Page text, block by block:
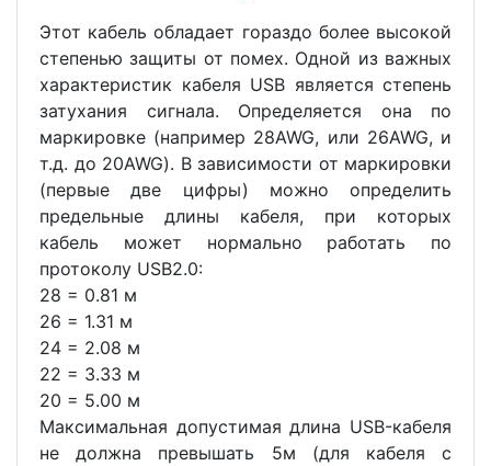
Этот кабель обладает гораздо более высокой
степенью защиты от помех. Одной из важных
характеристик кабеля USB является степень
затухания сигнала. Определяется она по
маркировке (например 28AWG, или 26AWG, и
т.д. до 20AWG). В зависимости от маркировки
(первые две цифры) можно определить
предельные длины кабеля, при которых
кабель может нормально работать по
протоколу USB2.0:
28 = 0.81 м
26 = 1.31 м
24 = 2.08 м
22 = 3.33 м
20 = 5.00 м
Максимальная допустимая длина USB-кабеля
не должна превышать 5м (для кабеля с